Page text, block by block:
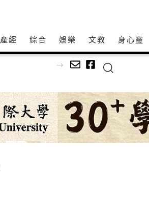
產經 綜合 娛樂 文教 身心𩆜